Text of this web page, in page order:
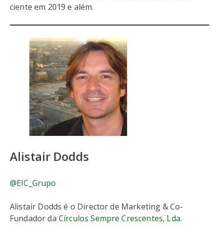
ciente em 2019 e além.
Alistair Dodds
@EIC_Grupo
Alistair Dodds é o Director de Marketing & Co-
Fundador da Círculos Sempre Crescentes, Lda.